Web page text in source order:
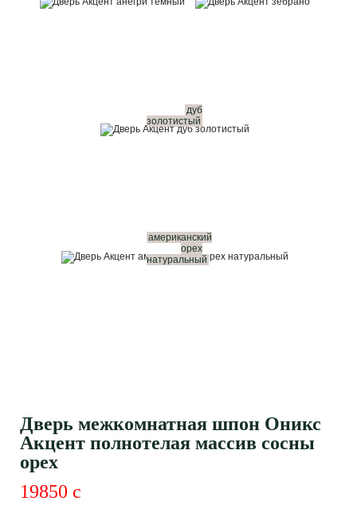
дуб
золотистый
американский
орех
натуральный
Дверь межкомнатная шпон Оникс
Акцент полнотелая массив сосны
орех
19850 c